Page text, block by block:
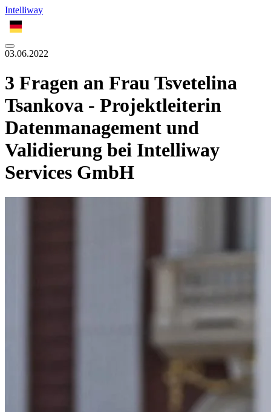
Intelliway
03.06.2022
3 Fragen an Frau Tsvetelina
Tsankova - Projektleiterin
Datenmanagement und
Validierung bei Intelliway
Services GmbH